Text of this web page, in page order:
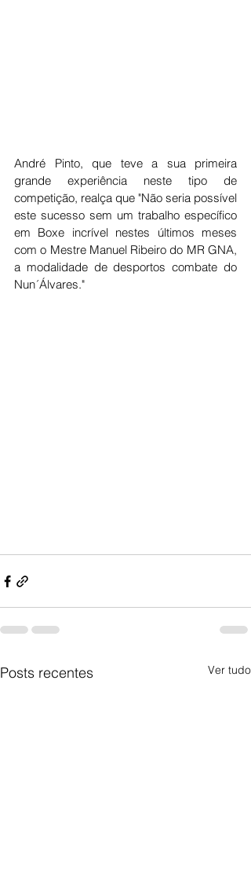
André Pinto, que teve a sua primeira
grande experiência neste tipo de
competição, realça que "Não seria possível
este sucesso sem um trabalho específico
em Boxe incrível nestes últimos meses
com o Mestre Manuel Ribeiro do MR GNA,
a modalidade de desportos combate do
Nun´Álvares."
Posts recentes Ver tudo